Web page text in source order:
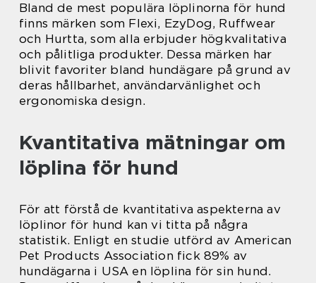
Bland de mest populära löplinorna för hund
finns märken som Flexi, EzyDog, Ruffwear
och Hurtta, som alla erbjuder högkvalitativa
och pålitliga produkter. Dessa märken har
blivit favoriter bland hundägare på grund av
deras hållbarhet, användarvänlighet och
ergonomiska design.
Kvantitativa mätningar om
löplina för hund
För att förstå de kvantitativa aspekterna av
löplinor för hund kan vi titta på några
statistik. Enligt en studie utförd av American
Pet Products Association fick 89% av
hundägarna i USA en löplina för sin hund.